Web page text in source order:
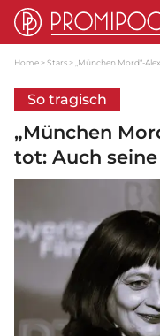
Home Stars „München Mord“-
So tragisch
„München
tot: Auch